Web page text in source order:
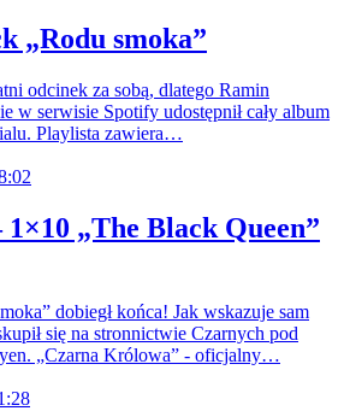
„Rodu smoka”
odcinek za sobą, dlatego Ramin
w serwisie Spotify udostępnił cały album
Playlista zawiera…
1×10 „The Black Queen”
dobiegł końca! Jak wskazuje sam
się na stronnictwie Czarnych pod
„Czarna Królowa” - oficjalny…